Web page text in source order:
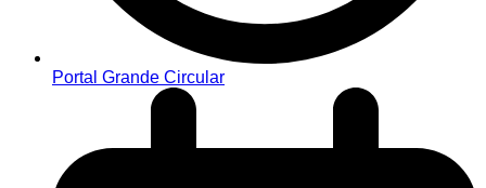
Portal Grande Circular